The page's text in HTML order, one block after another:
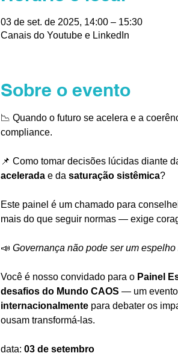
03 de set. de 2025, 14:00 – 15:30
Canais do Youtube e LinkedIn
Sobre o evento
📉 Quando o futuro se acelera e a
compliance.
📌 Como tomar decisões lúcidas diante
acelerada e da saturação sistêmica?
Este painel é um chamado para
mais do que seguir normas — exige
📣 Governança não pode ser um
Você é nosso convidado para o Painel
desafios do Mundo CAOS — um evento
internacionalmente para debater os
ousam transformá-las.
data: 03 de setembro